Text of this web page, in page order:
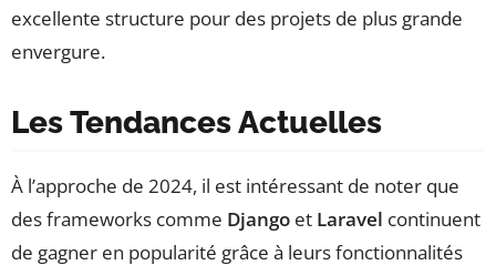
excellente structure pour des projets de plus grande
envergure.
Les Tendances Actuelles
À l’approche de 2024, il est intéressant de noter que
des frameworks comme Django et Laravel continuent
de gagner en popularité grâce à leurs fonctionnalités